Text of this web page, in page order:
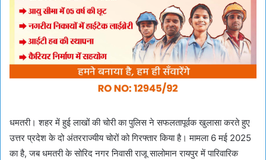
धमतरी। शहर में हुई लाखों की चोरी का पुलिस ने सफलतापूर्वक खुलासा करते हुए
उत्तर प्रदेश के दो अंतरराज्यीय चोरों को गिरफ्तार किया है। मामला 6 मई 2025
का है, जब धमतरी के सोरिद नगर निवासी राजू सालोमान रायपुर में पारिवारिक